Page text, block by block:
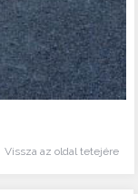
Vissza az oldal tetejére